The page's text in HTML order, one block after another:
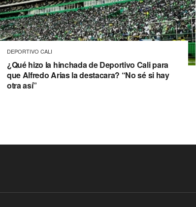
DEPORTIVO CALI
¿Qué hizo la hinchada de Deportivo Cali para
que Alfredo Arias la destacara? “No sé si hay
otra así”